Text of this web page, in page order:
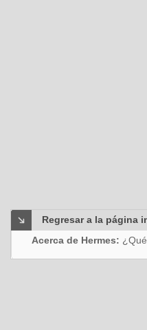
Regresar a la página
Acerca de Hermes: